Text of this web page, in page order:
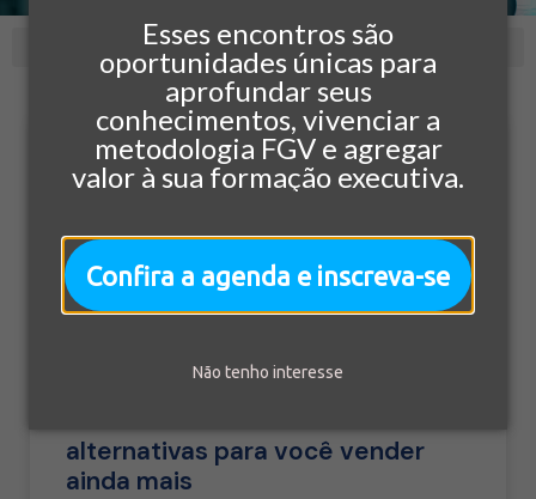
Esses encontros são
oportunidades únicas para
aprofundar seus
conhecimentos, vivenciar a
metodologia FGV e agregar
valor à sua formação executiva.
Confira a agenda e inscreva-se
Não tenho interesse
CARREIRA
alternativas para você vender
ainda mais